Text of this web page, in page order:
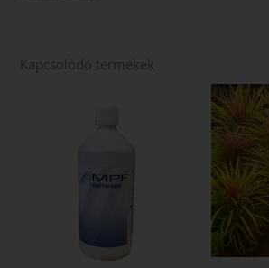
Kapcsolódó termékek